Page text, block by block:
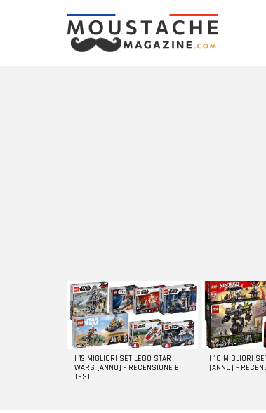
LATEST
STORIES
I 13 MIGLIORI SET LEGO STAR
WARS [ANNO] – RECENSIONE E
TEST
I 10 MIGLIORI
[ANNO] –